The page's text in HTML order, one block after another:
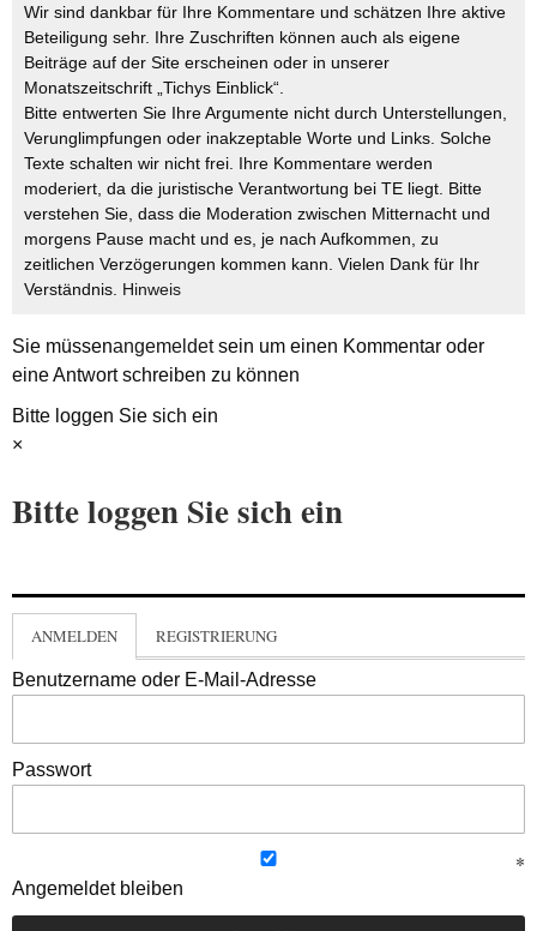
Wir sind dankbar für Ihre Kommentare und schätzen Ihre aktive
Beteiligung sehr. Ihre Zuschriften können auch als eigene
Beiträge auf der Site erscheinen oder in unserer
Monatszeitschrift „Tichys Einblick“.
Bitte entwerten Sie Ihre Argumente nicht durch Unterstellungen,
Verunglimpfungen oder inakzeptable Worte und Links. Solche
Texte schalten wir nicht frei. Ihre Kommentare werden
moderiert, da die juristische Verantwortung bei TE liegt. Bitte
verstehen Sie, dass die Moderation zwischen Mitternacht und
morgens Pause macht und es, je nach Aufkommen, zu
zeitlichen Verzögerungen kommen kann. Vielen Dank für Ihr
Verständnis. Hinweis
Sie müssenangemeldetsein um einen Kommentar oder
eine Antwort schreiben zu können
Bitte loggen Sie sich ein
×
Bitte loggen Sie sich ein
ANMELDEN REGISTRIERUNG
Benutzername oder E-Mail-Adresse
Passwort
Angemeldet bleiben